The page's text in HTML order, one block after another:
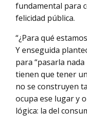
fundamental para
felicidad pública.
“¿Para qué
Y enseguida
para “pasarla
tienen que tener
no se construyen
ocupa ese lugar y
lógica: la del